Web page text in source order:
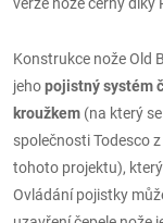
Konstrukce nože Old
jehopojistný systém
kroužkem (na který
společnosti Todesco
tohoto projektu),
Ovládání pojistky